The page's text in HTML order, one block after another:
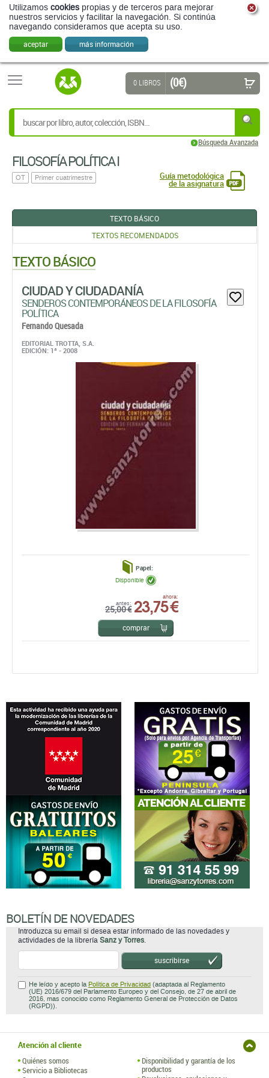
Utilizamos cookies propias y de terceros para mejorar
nuestros servicios y facilitar la navegación. Si continúa
navegando consideramos que acepta su uso.
aceptar más información
Búsqueda Avanzada
0 LIBROS (0 €)
FILOSOFÍA POLÍTICA I
OT Primer cuatrimestre Guía metodológica
de la asignatura
TEXTO BÁSICO
TEXTOS RECOMENDADOS
TEXTO BÁSICO
CIUDAD Y CIUDADANÍA
SENDEROS CONTEMPORÁNEOS DE LA FILOSOFÍA
POLÍTICA
Fernando Quesada
EDITORIAL TROTTA, S.A.
EDICIÓN: 1ª - 2008
Papel:
antes:
25,00 €
ahora:
23,75 €
Disponible
comprar
BOLETÍN DE NOVEDADES
Introduzca su email si desea estar informado de las novedades y
actividades de la librería Sanz y Torres.
suscribirse
He leído y acepto la Política de Privacidad (adaptada al Reglamento
(UE) 2016/679 del Parlamento Europeo y del Consejo, de 27 de abril de
2016, mas conocido como Reglamento General de Protección de Datos
(RGPD)).
Atención al cliente
Quiénes somos
Servicio a Bibliotecas
Disponibilidad y garantía de los
productos